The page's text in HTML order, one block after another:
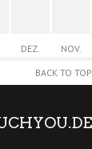
DEZ. NOV.
BACK TO TOP